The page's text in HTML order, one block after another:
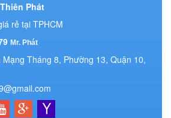
Phát
rẻ tại TPHCM
Mr. Phát
Tháng 8, Phường 13, Quận 10,